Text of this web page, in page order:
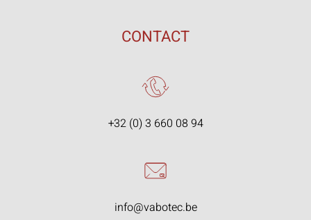
CONTACT
+32 (0) 3 660 08 94
info@vabotec.be